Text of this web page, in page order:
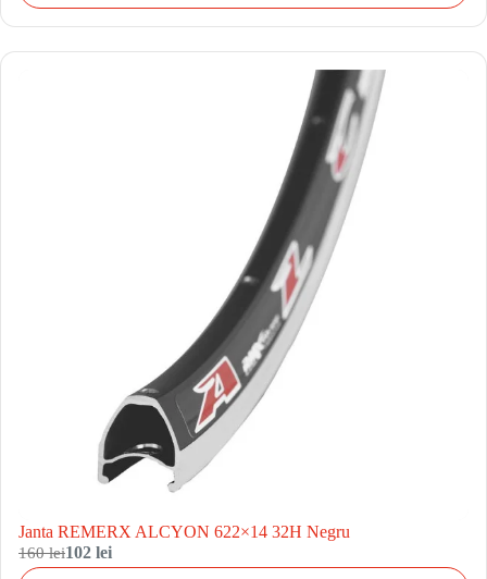
Janta REMERX ALCYON 622×14 32H Negru
160 lei102 lei